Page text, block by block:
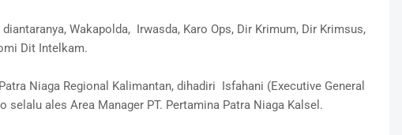
Wakapolda, Irwasda, Karo Ops, Dir Krimum, Dir Krimsus,
Dit Intelkam.
Niaga Regional Kalimantan, dihadiri Isfahani (Executive General
selalu ales Area Manager PT. Pertamina Patra Niaga Kalsel.